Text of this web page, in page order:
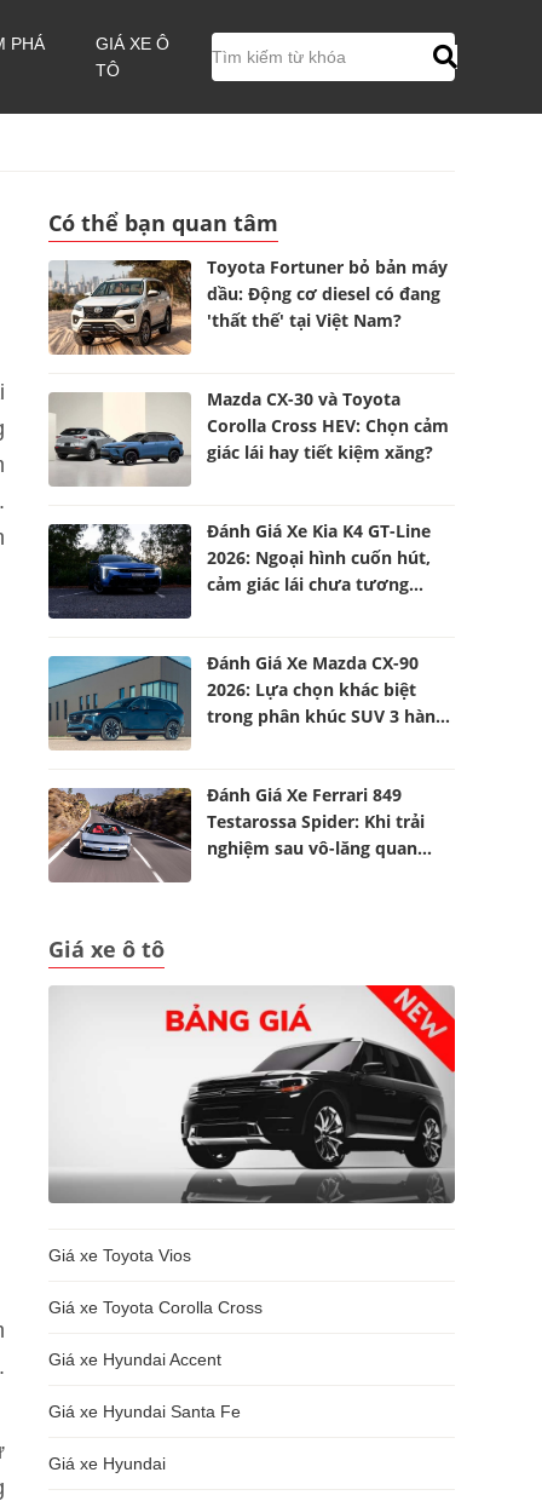
PHÁ
GIÁ XE Ô
TÔ
Có thể bạn quan tâm
Toyota Fortuner bỏ bản máy
dầu: Động cơ diesel có đang
'thất thế' tại Việt Nam?
Mazda CX-30 và Toyota
Corolla Cross HEV: Chọn cảm
giác lái hay tiết kiệm xăng?
Đánh Giá Xe Kia K4 GT-Line
2026: Ngoại hình cuốn hút,
cảm giác lái chưa tương
Đánh Giá Xe Mazda CX-90
2026: Lựa chọn khác biệt
trong phân khúc SUV 3 hàng
Đánh Giá Xe Ferrari 849
Testarossa Spider: Khi trải
nghiệm sau vô-lăng quan
Giá xe ô tô
Giá xe Toyota Vios
Giá xe Toyota Corolla Cross
Giá xe Hyundai Accent
Giá xe Hyundai Santa Fe
Giá xe Hyundai